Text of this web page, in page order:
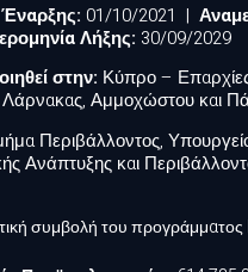
01/10/2021 |
Λήξης: 30/09/2029
στην: Κύπρο –
Αμμοχώστου και
Περιβάλλοντος,
Ανάπτυξης και
συμβολή του προγράμματος